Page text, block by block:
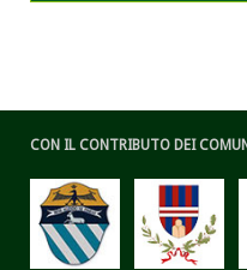
CON IL CONTRIBUTO DEI